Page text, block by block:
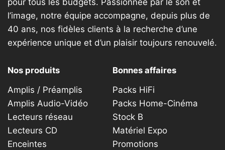
l’image, notre équipe accompagne, depuis plus de
40 ans, nos fidèles clients à la recherche d’une
expérience unique et d’un plaisir toujours renouvelé.
Nos produits
Amplis / Préamplis
Amplis Audio-Vidéo
Lecteurs réseau
Lecteurs CD
Enceintes
Bonnes affaires
Packs HiFi
Packs Home-Cinéma
Stock B
Matériel Expo
Promotions